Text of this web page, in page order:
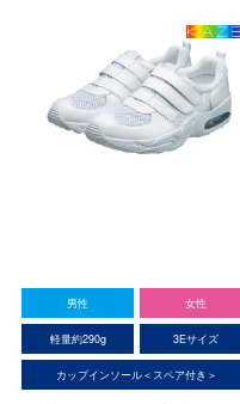
男性 女性
軽量約290g 3Eサイズ
カップインソール＜スペア付き＞